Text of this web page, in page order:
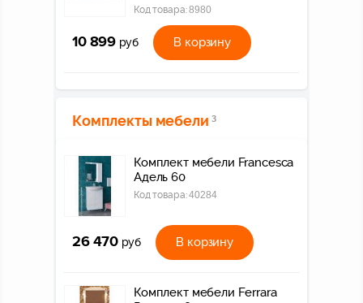
Код товара:8980
10 899 руб В корзину
Комплекты мебели 3
Комплект мебели Francesca
Адель 60
Код товара:40284
26 470 руб В корзину
Комплект мебели Ferrara